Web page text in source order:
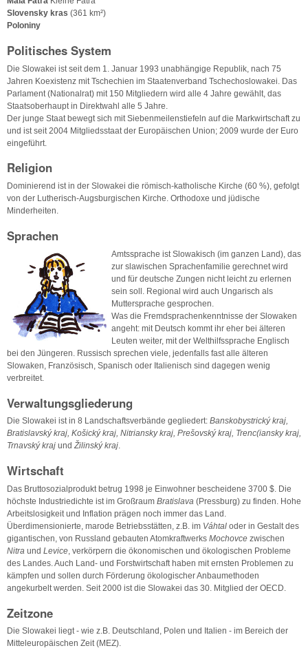
Slovensky kras (361 km²)
Poloniny
Politisches System
Die Slowakei ist seit dem 1. Januar 1993 unabhängige Republik, nach 75
Jahren Koexistenz mit Tschechien im Staatenverband Tschechoslowakei. Das
Parlament (Nationalrat) mit 150 Mitgliedern wird alle 4 Jahre gewählt, das
Staatsoberhaupt in Direktwahl alle 5 Jahre.
Der junge Staat bewegt sich mit Siebenmeilenstiefeln auf die Markwirtschaft zu
und ist seit 2004 Mitgliedsstaat der Europäischen Union; 2009 wurde der Euro
eingeführt.
Religion
Dominierend ist in der Slowakei die römisch-katholische Kirche (60 %), gefolgt
von der Lutherisch-Augsburgischen Kirche. Orthodoxe und jüdische
Minderheiten.
Sprachen
Amtssprache ist Slowakisch (im ganzen Land), das
zur slawischen Sprachenfamilie gerechnet wird
und für deutsche Zungen nicht leicht zu erlernen
sein soll. Regional wird auch Ungarisch als
Muttersprache gesprochen.
Was die Fremdsprachenkenntnisse der Slowaken
angeht: mit Deutsch kommt ihr eher bei älteren
Leuten weiter, mit der Welthilfssprache Englisch
bei den Jüngeren. Russisch sprechen viele, jedenfalls fast alle älteren
Slowaken, Französisch, Spanisch oder Italienisch sind dagegen wenig
verbreitet.
Verwaltungsgliederung
Die Slowakei ist in 8 Landschaftsverbände gegliedert: Banskobystrický kraj,
Bratislavský kraj, Košický kraj, Nitriansky kraj, Prešovský kraj, Trenc(iansky kraj,
Trnavský kraj und Žilinský kraj.
Wirtschaft
Das Bruttosozialprodukt betrug 1998 je Einwohner bescheidene 3700 $. Die
höchste Industriedichte ist im Großraum Bratislava (Pressburg) zu finden. Hohe
Arbeitslosigkeit und Inflation prägen noch immer das Land.
Überdimensionierte, marode Betriebsstätten, z.B. im Váhtal oder in Gestalt des
gigantischen, von Russland gebauten Atomkraftwerks Mochovce zwischen
Nitra und Levice , verkörpern die ökonomischen und ökologischen Probleme
des Landes. Auch Land- und Forstwirtschaft haben mit ernsten Problemen zu
kämpfen und sollen durch Förderung ökologischer Anbaumethoden
angekurbelt werden. Seit 2000 ist die Slowakei das 30. Mitglied der OECD.
Zeitzone
Die Slowakei liegt - wie z.B. Deutschland, Polen und Italien - im Bereich der
Mitteleuropäischen Zeit (MEZ).